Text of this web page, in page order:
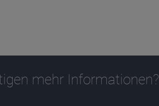
mehr Informationen?